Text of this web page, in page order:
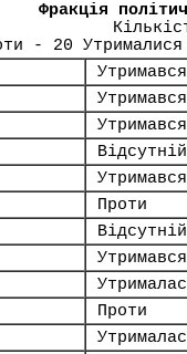
Фракція
- 20
Утримався
Утримався
Утримався
Відсутній
Утримався
Проти
Відсутній
Утримався
Проти